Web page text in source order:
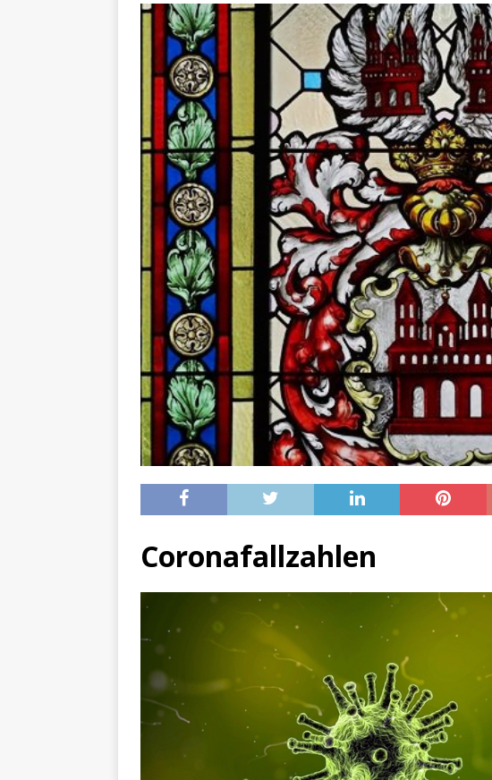
[ 16. Dezember 2023 ] Personensuche /
[ 11. November 2023 ] Personensuche /
[ 31. Oktober 2023 ] Eilmeldung Polizei
[ 19. Oktober 2023 ]
[ 15. April 2023 ] Natur/Umwelt –
& NATUR
[ 7. Mai 2025 ] Radio Regenbogen spendet
BADEN-WÜRTTEMBERG
[ 6. Mai 2025 ] Radarfallen / Blitzer /
11.05.2025)
[ 5. Mai 2025 ] Deutsche Equipe gewinnt vor
MVV-Reitstadion
BADEN-WÜRTTEMBERG
[ 4. Mai 2025 ] Technik Museum Speyer /
[ 4. Mai 2025 ] Veranstaltung / Speyer
[ 29. März 2024 ] Polizei /
Coronafallzahlen